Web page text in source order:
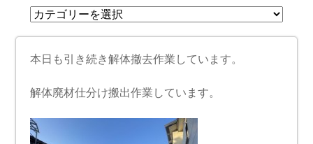
本日も引き続き解体撤去作業しています。
解体廃材仕分け搬出作業しています。